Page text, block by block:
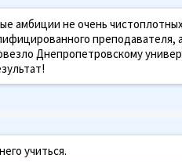
амбиции не очень
преподавателя,
Днепропетровскому
учиться.